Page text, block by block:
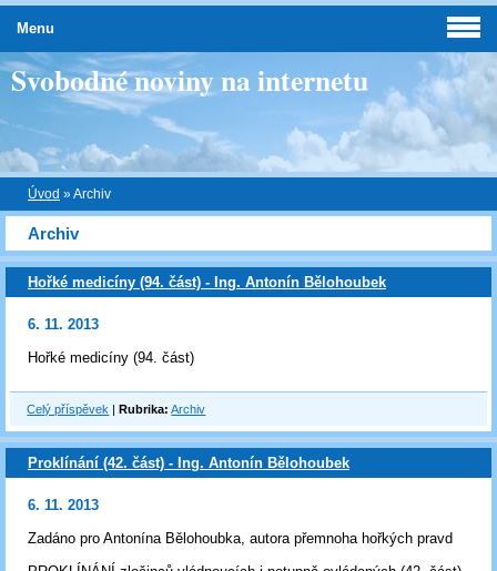
Svobodné noviny na internetu
Úvod »Archiv
Archiv
Hořké medicíny (94. část) - Ing. Antonín Bělohoubek
6. 11. 2013
Hořké medicíny (94. část)
Celý příspěvek |Rubrika: Archiv
Proklínání (42. část) - Ing. Antonín Bělohoubek
6. 11. 2013
Zadáno pro Antonína Bělohoubka, autora přemnoha hořkých pravd
Menu